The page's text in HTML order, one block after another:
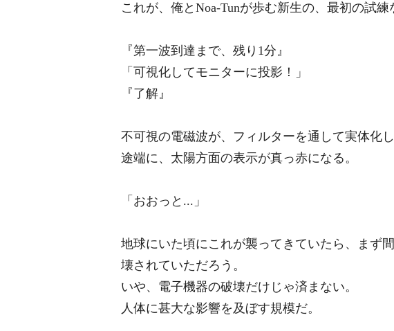
これが、俺とNoa-Tunが歩む新生の、最初の試練
『第一波到達まで、残り1分』
「可視化してモニターに投影！」
『了解』
不可視の電磁波が、フィルターを通して実体化
途端に、太陽方面の表示が真っ赤になる。
「おおっと...」
地球にいた頃にこれが襲ってきていたら、まず
壊されていただろう。
いや、電子機器の破壊だけじゃ済まない。
人体に甚大な影響を及ぼす規模だ。